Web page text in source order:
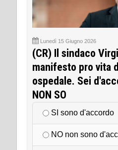
Lunedì 15 Giugno 2026
(CR) Il sindaco
manifesto pro vita
ospedale. Sei
NON SO
SI sono d'accordo
NO non sono